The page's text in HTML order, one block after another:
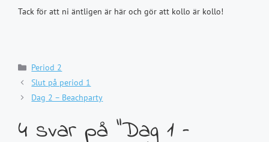
Tack för att ni äntligen är här och gör att kollo är kollo!
Kategorier
Period 2
Slut på period 1
Dag 2 – Beachparty
4 svar på ”Dag 1 –